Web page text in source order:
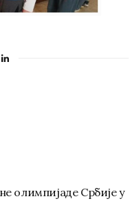
олимпијаде Србије у